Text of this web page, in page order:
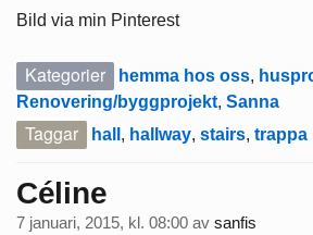
Bild via min Pinterest
Kategorier hemma hos oss,
Renovering/byggprojekt, Sanna
Taggar hall , hallway, stairs, trappa
Céline
7 januari, 2015, kl. 08:00 av sanfis